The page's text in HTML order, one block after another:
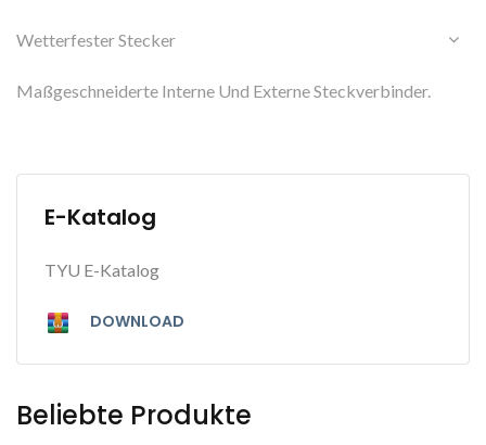
Wetterfester Stecker
Maßgeschneiderte Interne Und Externe Steckverbinder.
E-Katalog
TYU E-Katalog
DOWNLOAD
Beliebte Produkte